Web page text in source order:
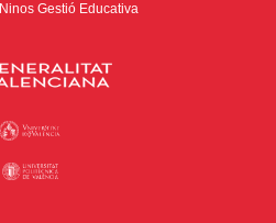
Ninos Gestió Educativa